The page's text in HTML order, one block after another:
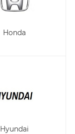
Honda
Hyundai